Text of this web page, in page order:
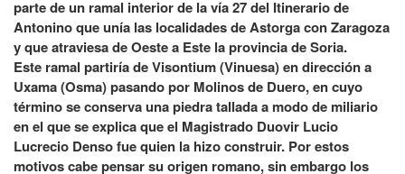
parte de un ramal interior de la vía 27 del Itinerario de
Antonino que unía las localidades de Astorga con Zaragoza
y que atraviesa de Oeste a Este la provincia de Soria.
Este ramal partiría de Visontium (Vinuesa) en dirección a
Uxama (Osma) pasando por Molinos de Duero, en cuyo
término se conserva una piedra tallada a modo de miliario
en el que se explica que el Magistrado Duovir Lucio
Lucrecio Denso fue quien la hizo construir. Por estos
motivos cabe pensar su origen romano, sin embargo los